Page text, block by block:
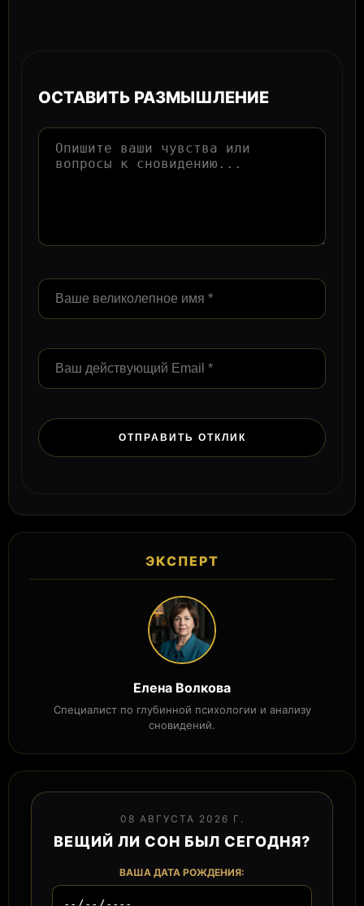
ОСТАВИТЬ РАЗМЫШЛЕНИЕ
ЭКСПЕРТ
Елена Волкова
Специалист по глубинной психологии и анализу
сновидений.
08 АВГУСТА 2026 Г.
ВЕЩИЙ ЛИ СОН БЫЛ СЕГОДНЯ?
ВАША ДАТА РОЖДЕНИЯ: